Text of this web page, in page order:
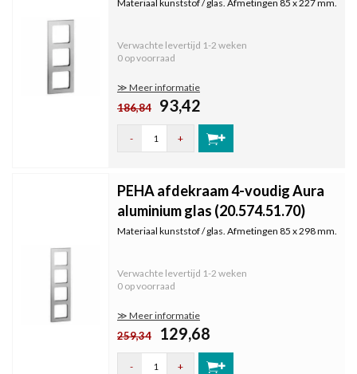
Materiaal kunststof / glas. Afmetingen 85 x 227 mm.
Verwachte levertijd 1-2 weken
0 op voorraad
≫ Meer informatie
186,84 93,42
- +
PEHA afdekraam 4-voudig Aura
aluminium glas (20.574.51.70)
Materiaal kunststof / glas. Afmetingen 85 x 298 mm.
Verwachte levertijd 1-2 weken
0 op voorraad
≫ Meer informatie
259,34 129,68
- +